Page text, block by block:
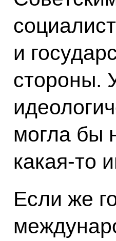
и
стороны.
могла бы
какая‑то
Если же